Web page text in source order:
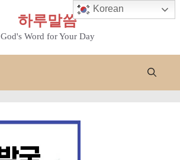
하루말씀
God's Word for Your Day
Korean